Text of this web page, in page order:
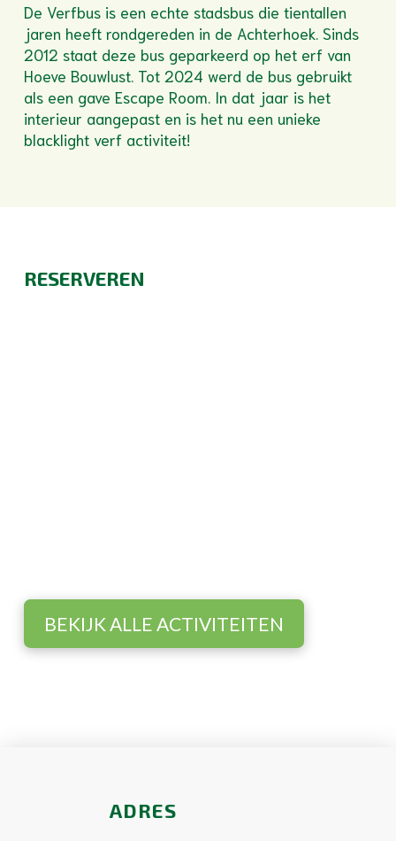
De Verfbus is een echte stadsbus die tientallen
jaren heeft rondgereden in de Achterhoek. Sinds
2012 staat deze bus geparkeerd op het erf van
Hoeve Bouwlust. Tot 2024 werd de bus gebruikt
als een gave Escape Room. In dat jaar is het
interieur aangepast en is het nu een unieke
blacklight verf activiteit!
RESERVEREN
BEKIJK ALLE ACTIVITEITEN
ADRES